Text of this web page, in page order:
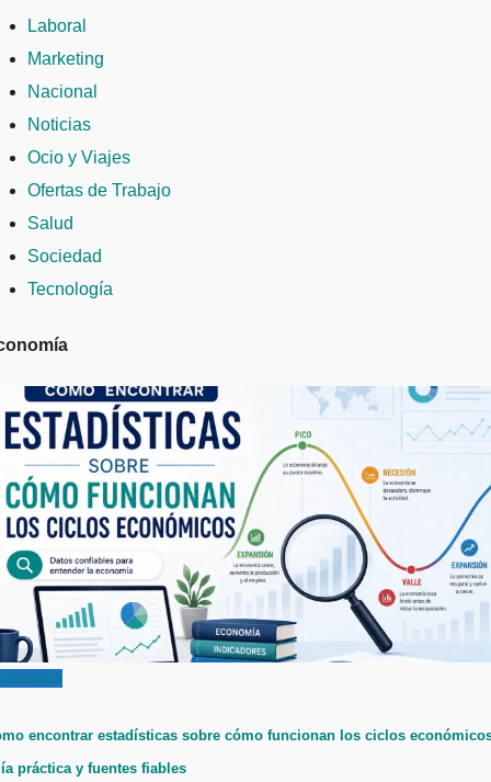
Laboral
Marketing
Nacional
Noticias
Ocio y Viajes
Ofertas de Trabajo
Salud
Sociedad
Tecnología
encontrar estadísticas sobre cómo funcionan los ciclos
práctica y fuentes fiables